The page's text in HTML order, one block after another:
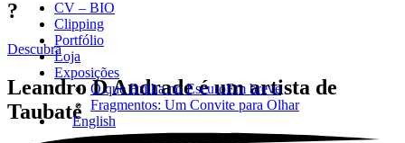
CV – BIO
Clipping
Portfólio
Loja
Exposições
O que Brilha no EscuroEm breve
Fragmentos: Um Convite para Olhar
English
?
Descubra
Leandro D Andrade é um artista de
Taubaté